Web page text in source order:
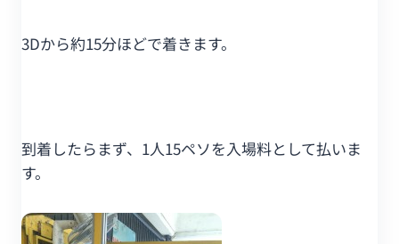
3Dから約15分ほどで着きます。
到着したらまず、1人15ペソを入場料として払いま
す。